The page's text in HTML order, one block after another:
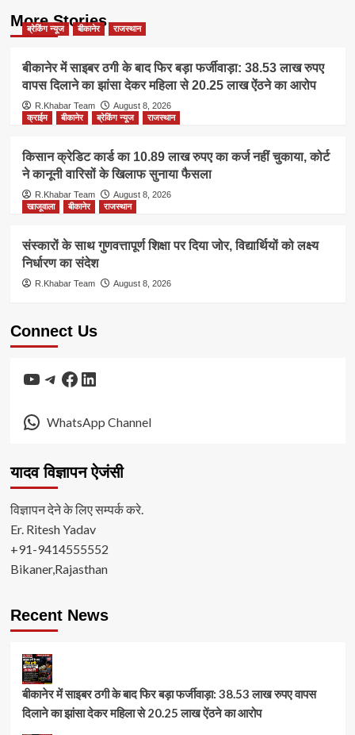
More Stories
ब्रेकिंग न्यूज बीकानेर राजस्थान
बीकानेर में साइबर ठगी के बाद फिर बड़ा फर्जीवाड़ा: 38.53 लाख रुपए
वापस दिलाने का झांसा देकर महिला से 20.25 लाख ऐंठने का आरोप
R.Khabar Team
August 8, 2026
क्राईम
बीकानेर ब्रेकिंग न्यूज राजस्थान
किसान क्रेडिट कार्ड का 10.89 लाख रुपए का कर्ज नहीं चुकाया, कोर्ट
ने कानूनी वारिसों के खिलाफ सुनाया फैसला
R.Khabar Team
August 8, 2026
खाजूवाला
बीकानेर राजस्थान
संस्कारों के साथ गुणवत्तापूर्ण शिक्षा पर दिया जोर, विद्यार्थियों को लक्ष्य
निर्धारण का संदेश
R.Khabar Team August 8, 2026
Connect Us
YouTube
Telegram
Facebook
LinkedIn
WhatsApp Channel
यादव विज्ञापन ऐजंसी
विज्ञापन देने के लिए सम्पर्क करे.
Er. Ritesh Yadav
+91-9414555552
Bikaner,Rajasthan
Recent News
बीकानेर में साइबर ठगी के बाद फिर बड़ा फर्जीवाड़ा: 38.53 लाख रुपए वापस
दिलाने का झांसा देकर महिला से 20.25 लाख ऐंठने का आरोप